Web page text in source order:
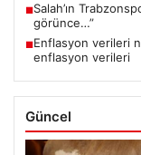
■Salah’ın
görünce…”
■Enflasyon verileri
enflasyon verileri
Güncel